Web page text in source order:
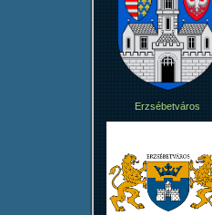
Erzsébetváros